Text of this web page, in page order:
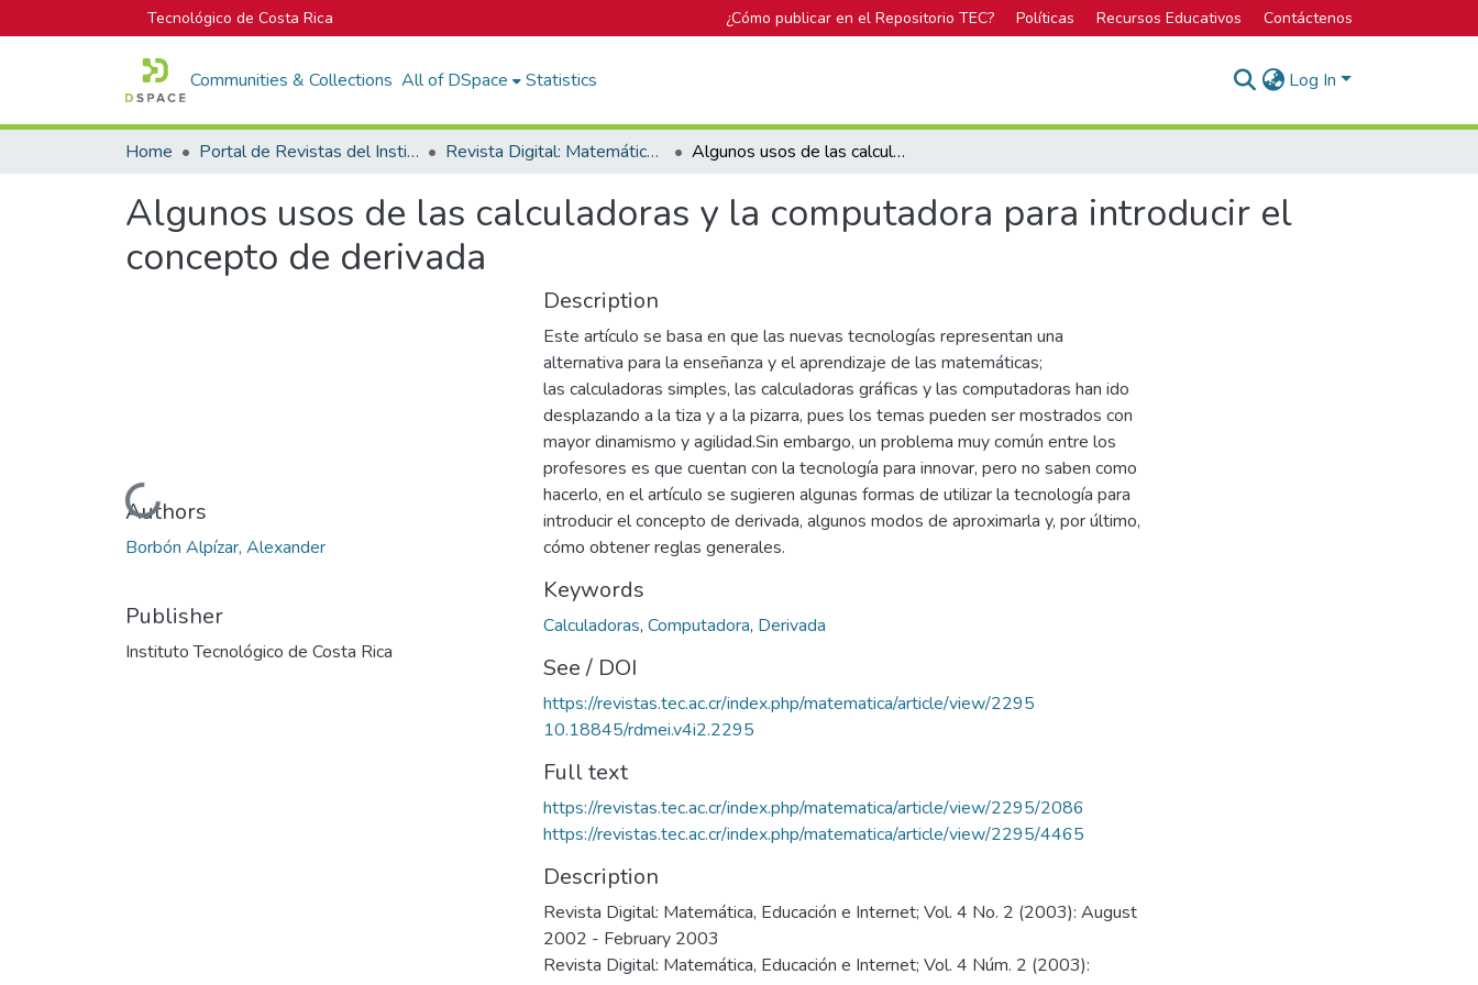
Tecnológico de Costa Rica ¿Cómo publicar en el Repositorio TEC? Políticas Recursos Educativos Contáctenos
Communities & Collections All of DSpace Statistics Log In
Home Portal de Revistas del Instituto Tecnológico de Costa Rica Revista Digital: Matemática, Educación e Internet Algunos usos de las calculadoras y la computadora para introducir el concepto de derivada
Algunos usos de las calculadoras y la computadora para introducir el
concepto de derivada
Loading...
Authors
Borbón Alpízar, Alexander
Publisher
Instituto Tecnológico de Costa Rica
Description
Este artículo se basa en que las nuevas tecnologías representan una
alternativa para la enseñanza y el aprendizaje de las matemáticas;
las calculadoras simples, las calculadoras gráficas y las computadoras han ido
desplazando a la tiza y a la pizarra, pues los temas pueden ser mostrados con
mayor dinamismo y agilidad.Sin embargo, un problema muy común entre los
profesores es que cuentan con la tecnología para innovar, pero no saben como
hacerlo, en el artículo se sugieren algunas formas de utilizar la tecnología para
introducir el concepto de derivada, algunos modos de aproximarla y, por último,
cómo obtener reglas generales.
Keywords
Calculadoras, Computadora, Derivada
See / DOI
https://revistas.tec.ac.cr/index.php/matematica/article/view/2295
10.18845/rdmei.v4i2.2295
Full text
https://revistas.tec.ac.cr/index.php/matematica/article/view/2295/2086
https://revistas.tec.ac.cr/index.php/matematica/article/view/2295/4465
Description
Revista Digital: Matemática, Educación e Internet; Vol. 4 No. 2 (2003): August
2002 - February 2003
Revista Digital: Matemática, Educación e Internet; Vol. 4 Núm. 2 (2003):